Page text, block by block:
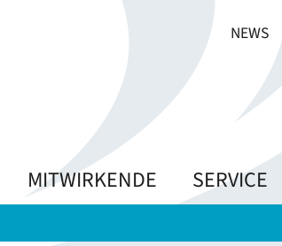
NEWS
MITWIRKENDE SERVICE